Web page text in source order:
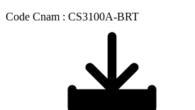
Code Cnam : CS3100A-BRT